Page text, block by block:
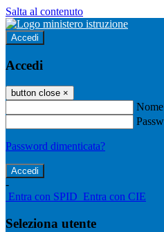
Salta al contenuto
Accedi
Accedi
button close ×
Password dimenticata?
-
Entra con SPID Entra con CIE
Seleziona utente